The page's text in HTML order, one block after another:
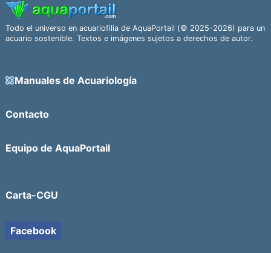
Todo el universo en acuariofilia de AquaPortail (© 2025-2026) para un
acuario sostenible. Textos e imágenes sujetos a derechos de autor.
Manuales de Acuariología
Contacto
Equipo de AquaPortail
Carta-CGU
Facebook